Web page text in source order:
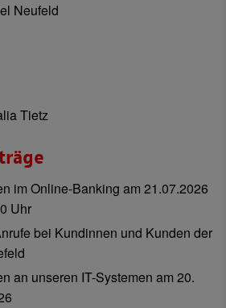
Neufeld
Tietz
im Online-Banking am 21.07.2026
Uhr
bei Kundinnen und Kunden der
an unseren IT-Systemen am 20.